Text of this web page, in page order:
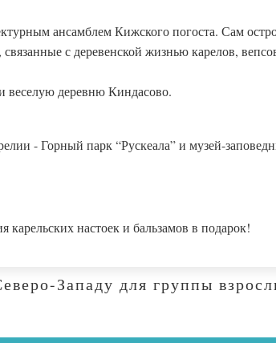
ансамблем Кижского погоста. Сам
с деревенской жизнью карелов,
веселую деревню Киндасово.
- Горный парк “Рускеала” и музей-
карельских настоек и бальзамов в подарок!
Западу для группы